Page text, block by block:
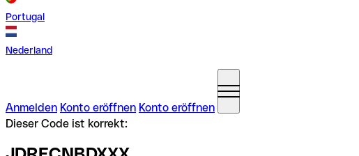
Portugal
Nederland
Anmelden Konto eröffnen Konto eröffnen
Dieser Code ist korrekt: